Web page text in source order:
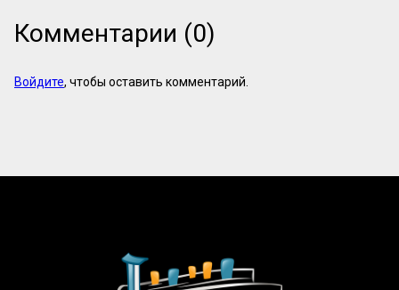
Комментарии (0)
Войдите, чтобы оставить комментарий.